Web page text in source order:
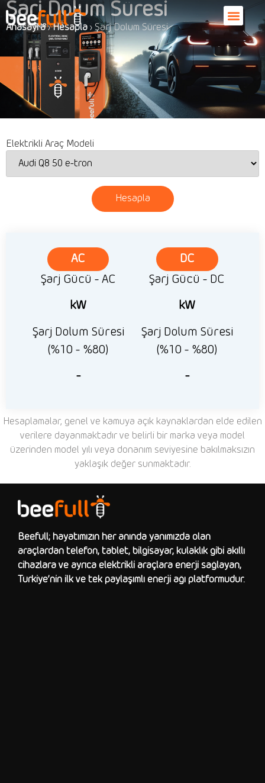
Şarj Dolum Süresi
Anasayfa › Hesapla › Şarj Dolum Süresi
Elektrikli Araç Modeli
Hesapla
AC
Şarj Gücü - AC
kW
Şarj Dolum Süresi
(%10 - %80)
-
DC
Şarj Gücü - DC
kW
Şarj Dolum Süresi
(%10 - %80)
-
Hesaplamalar, genel ve kamuya açık kaynaklardan elde edilen
verilere dayanmaktadır ve belirli bir marka veya model
üzerinden model yılı veya donanım seviyesine bakılmaksızın
yaklaşık değer sunmaktadır.
Beefull; hayatımızın her anında yanımızda olan
araçlardan telefon, tablet, bilgisayar, kulaklık gibi akıllı
cihazlara ve ayrıca elektrikli araçlara enerji sağlayan,
Türkiye’nin ilk ve tek paylaşımlı enerji ağı platformudur.